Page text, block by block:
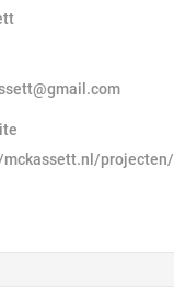
mckassett.nl/projecten/